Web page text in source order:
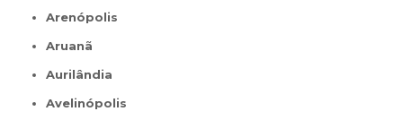
Arenópolis
Aruanã
Aurilândia
Avelinópolis